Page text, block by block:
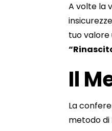
A volte la
tuo valore
Il
La
metodo di